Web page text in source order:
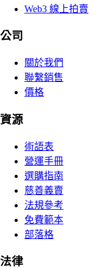
Web3 線上拍賣
公司
關於我們
聯繫銷售
價格
資源
術語表
營運手冊
選購指南
慈善義賣
法規參考
免費範本
部落格
法律